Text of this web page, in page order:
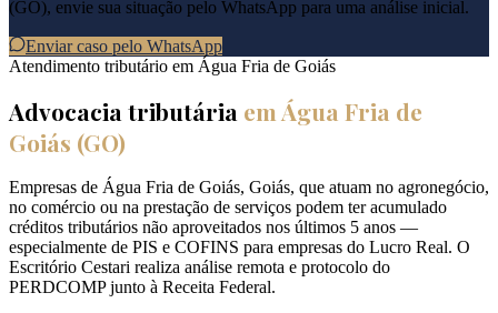
(GO), envie sua situação pelo WhatsApp para uma análise inicial.
Enviar caso pelo WhatsApp
Atendimento tributário em Água Fria de Goiás
Advocacia tributária em Água Fria de
Goiás (GO)
Empresas de Água Fria de Goiás, Goiás, que atuam no agronegócio,
no comércio ou na prestação de serviços podem ter acumulado
créditos tributários não aproveitados nos últimos 5 anos —
especialmente de PIS e COFINS para empresas do Lucro Real. O
Escritório Cestari realiza análise remota e protocolo do
PERDCOMP junto à Receita Federal.